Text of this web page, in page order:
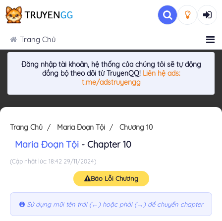
Trang Chủ
Đăng nhập tài khoản, hệ thống của chúng tôi sẽ tự động
đồng bộ theo dõi từ TruyenQQ! Liên hệ ads:
t.me/adstruyengg
Trang Chủ Maria Đoạn Tội Chương 10
Maria Đoạn Tội - Chapter 10
(Cập nhật lúc: 18:42 29/11/2024)
Báo Lỗi Chương
Sử dụng mũi tên trái (←) hoặc phải (→) để chuyển chapter